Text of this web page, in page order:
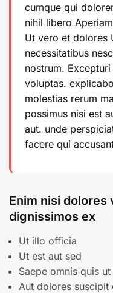
cumque qui
nihil libero
Ut vero et dolores
necessitatibus
nostrum.
voluptas.
molestias rerum
possimus nisi est
aut. unde
facere qui
Enim nisi dolores
dignissimos ex
Ut illo officia
Ut est aut sed
Saepe omnis quis
Aut dolores